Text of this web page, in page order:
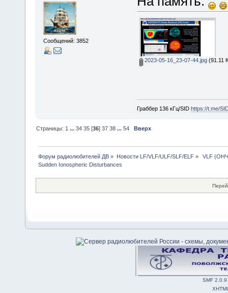
Сообщений: 3852
2023-05-16_23-07-44.jpg(91.11
Граббер 136 кГц/SID https://t.me/
Страницы: 1 ...34 35 [36]37 38 ...54 Вверх
Форум радиолюбителей ДВ » Новости LF/VLF/ULF/SLF/ELF»
VLF (ОНЧ
Sudden Ionospheric Disturbances
SMF 2.0.9